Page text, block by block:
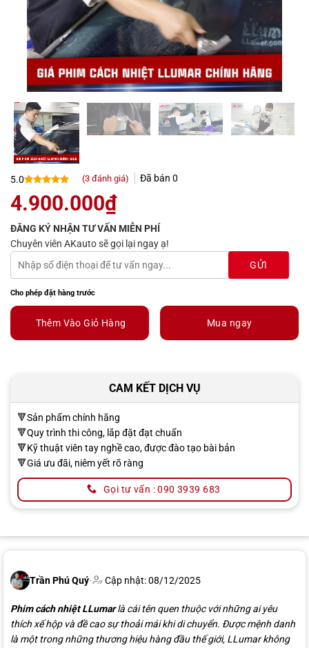
5.0
5.0trên 5
dựa trên
3
(3đánh giá) Đã bán 0
4.900.000₫
ĐĂNG KÝ NHẬN TƯ VẤN MIỄN PHÍ
Chuyên viên AKauto sẽ gọi lại ngay ạ!
Cho phép đặt hàng trước
Thêm Vào Giỏ Hàng Mua ngay
CAM KẾT DỊCH VỤ
🔻Sản phẩm chính hãng
🔻Quy trình thi công, lắp đặt đạt chuẩn
🔻Kỹ thuật viên tay nghề cao, được đào tạo bài bản
🔻Giá ưu đãi, niêm yết rõ ràng
Gọi tư vấn : 090 3939 683
Trần Phú Quý· Cập nhật: 08/12/2025
Phim cách nhiệt LLumarlà cái tên quen thuộc với những ai yêu
thích xế hộp và đề cao sự thoải mái khi di chuyển. Được mệnh danh
là một trong những thương hiệu hàng đầu thế giới, LLumar không